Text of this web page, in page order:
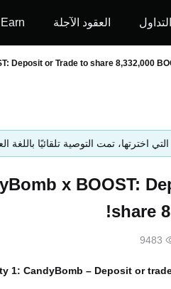
التداول العقود الآجلة Earn
Deposit or Trade to share 8,332,000
اخترتها، تمت التوصية تلقائيًا باللغة
x BOOST:
share
9483
1: CandyBomb – Deposit or